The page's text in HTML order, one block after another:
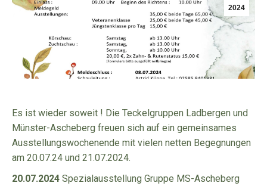
2024
Es ist wieder soweit ! Die Teckelgruppen Ladbergen und
Münster-Ascheberg freuen sich auf ein gemeinsames
Ausstellungswochenende mit vielen netten Begegnungen
am 20.07.24 und 21.07.2024.
20.07.2024 Spezialausstellung Gruppe MS-Ascheberg